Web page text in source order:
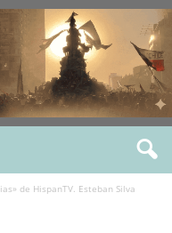
de HispanTV. Esteban Silva